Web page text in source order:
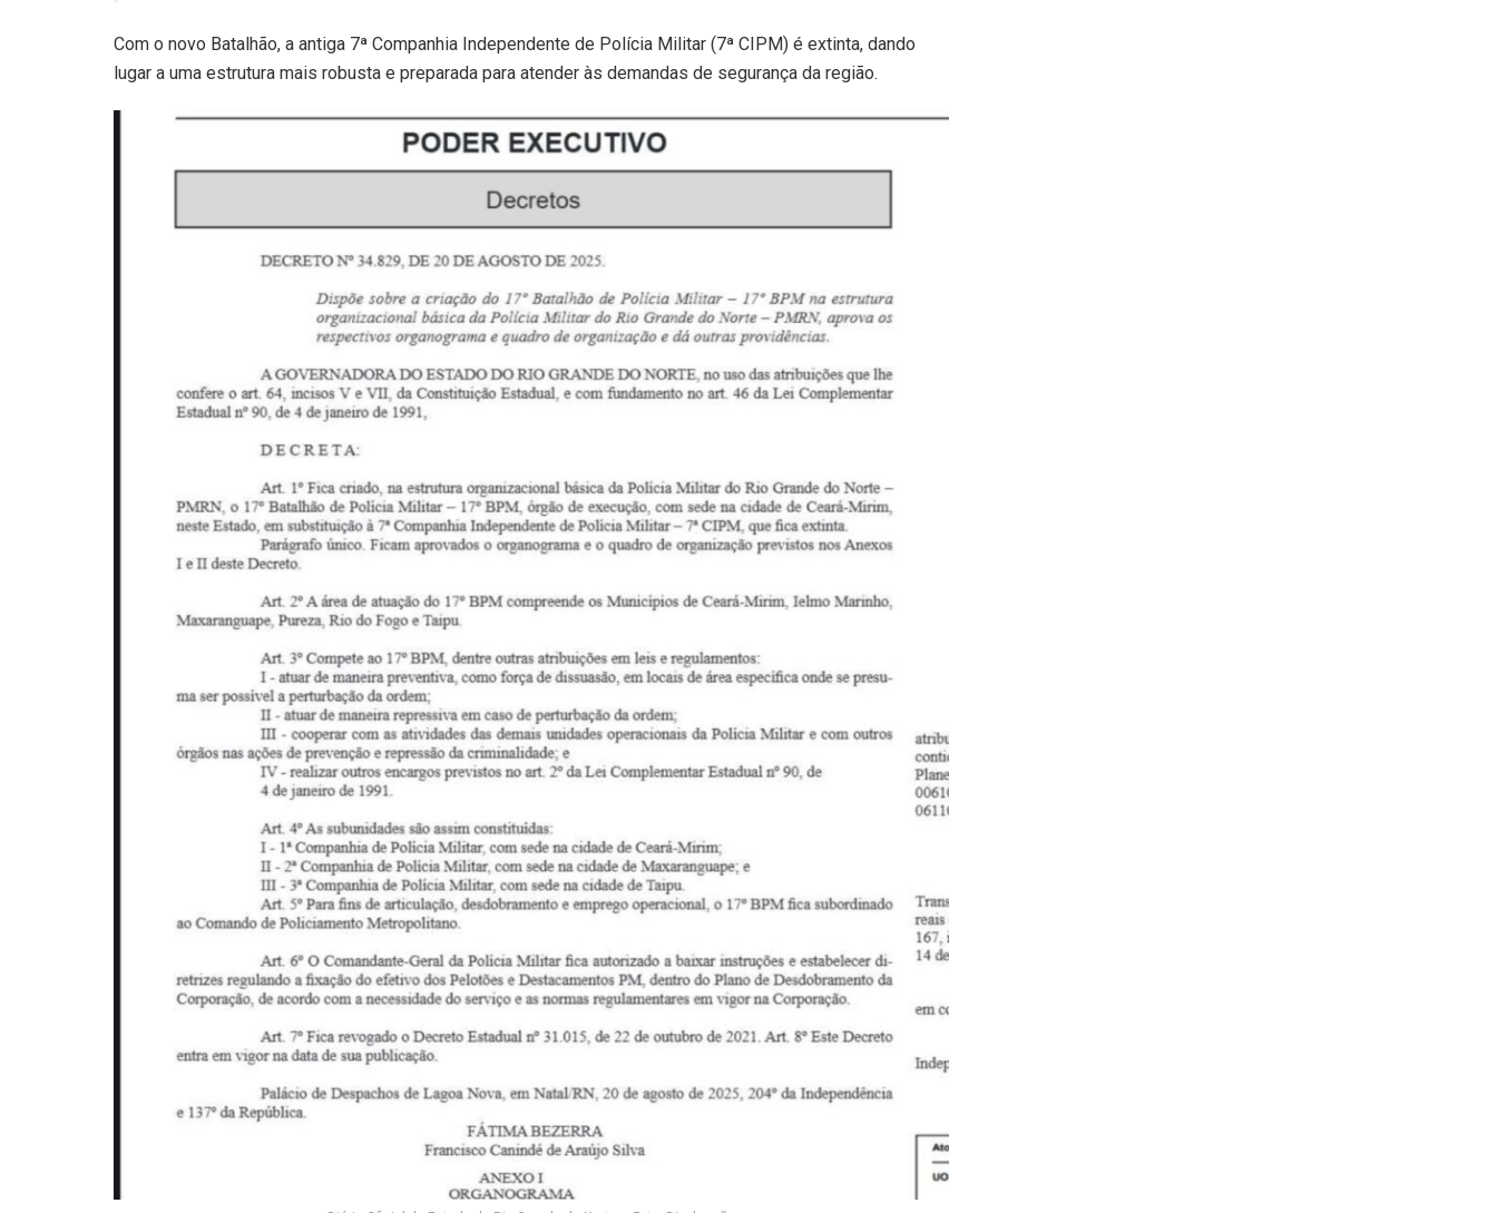
Com o novo Batalhão, a antiga 7ª Companhia Independente de Polícia Militar (7ª CIPM) é extinta, dando
lugar a uma estrutura mais robusta e preparada para atender às demandas de segurança da região.